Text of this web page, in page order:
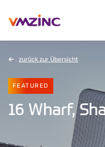
zurück zur Übersicht
FEATURED
16 Wharf,